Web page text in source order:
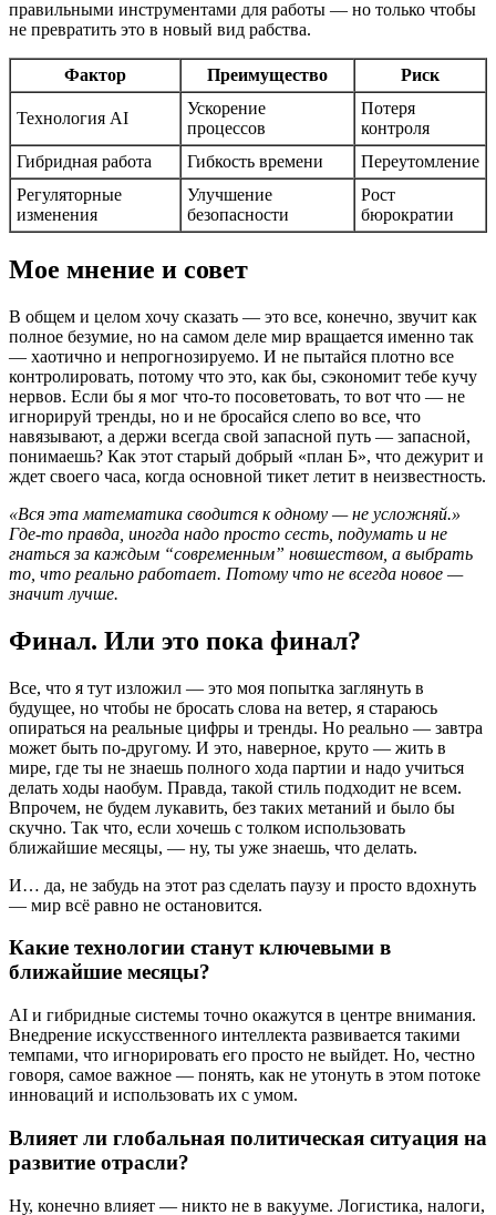
правильными инструментами для работы — но только чтобы
не превратить это в новый вид рабства.
Фактор Преимущество Риск
Технология AI
Ускорение
процессов
Потеря
контроля
Гибридная работа
Гибкость времени
Переутомление
Регуляторные
изменения
Улучшение
безопасности
Рост
бюрократии
Мое мнение и совет
В общем и целом хочу сказать — это все, конечно, звучит как
полное безумие, но на самом деле мир вращается именно так
— хаотично и непрогнозируемо. И не пытайся плотно все
контролировать, потому что это, как бы, сэкономит тебе кучу
нервов. Если бы я мог что-то посоветовать, то вот что — не
игнорируй тренды, но и не бросайся слепо во все, что
навязывают, а держи всегда свой запасной путь — запасной,
понимаешь? Как этот старый добрый «план Б», что дежурит и
ждет своего часа, когда основной тикет летит в неизвестность.
«Вся эта математика сводится к одному — не усложняй.»
Где-то правда, иногда надо просто сесть, подумать и не
гнаться за каждым “современным” новшеством, а выбрать
то, что реально работает. Потому что не всегда новое —
значит лучше.
Финал. Или это пока финал?
Все, что я тут изложил — это моя попытка заглянуть в
будущее, но чтобы не бросать слова на ветер, я стараюсь
опираться на реальные цифры и тренды. Но реально — завтра
может быть по-другому. И это, наверное, круто — жить в
мире, где ты не знаешь полного хода партии и надо учиться
делать ходы наобум. Правда, такой стиль подходит не всем.
Впрочем, не будем лукавить, без таких метаний и было бы
скучно. Так что, если хочешь с толком использовать
ближайшие месяцы, — ну, ты уже знаешь, что делать.
И… да, не забудь на этот раз сделать паузу и просто вдохнуть
— мир всё равно не остановится.
Какие технологии станут ключевыми в
ближайшие месяцы?
AI и гибридные системы точно окажутся в центре внимания.
Внедрение искусственного интеллекта развивается такими
темпами, что игнорировать его просто не выйдет. Но, честно
говоря, самое важное — понять, как не утонуть в этом потоке
инноваций и использовать их с умом.
Влияет ли глобальная политическая ситуация на
развитие отрасли?
Ну, конечно влияет — никто не в вакууме. Логистика, налоги,